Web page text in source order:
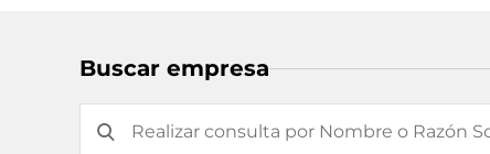
Buscar empresa